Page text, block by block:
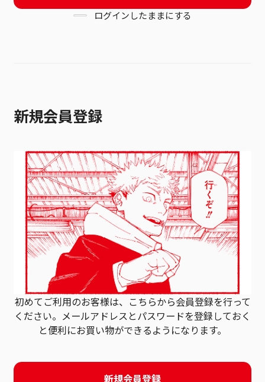
ログインしたままにする
新規会員登録
初めてご利用のお客様は、こちらから会員登録を行って
ください。 メールアドレスとパスワードを登録しておく
と便利にお買い物ができるようになります。
新規会員登録